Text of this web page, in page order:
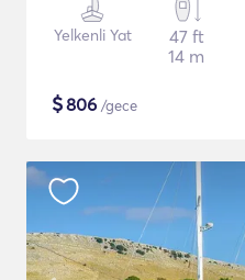
Yelkenli Yat
47 ft
14 m
$806 /gece